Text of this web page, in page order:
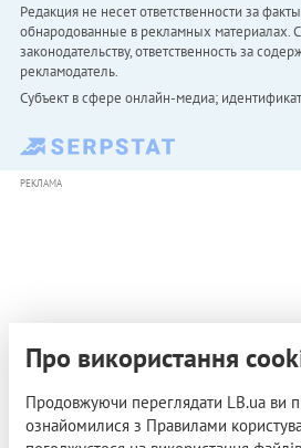
Редакция не несет ответственности за
обнародованные в рекламных материалах.
законодательству, ответственность за
рекламодатель.
Субъект в сфере онлайн-медиа;
РЕКЛАМА
Про використання
Продовжуючи переглядати LB.ua ви
ознайомилися з Правилами